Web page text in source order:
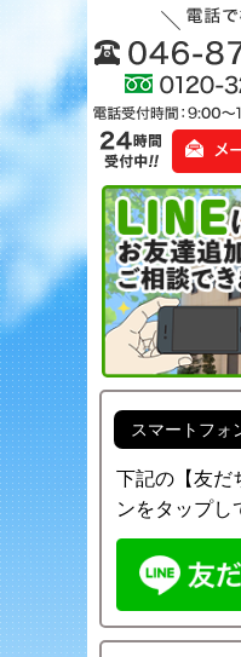
スマートフォ
下記の【友
ンをタップし